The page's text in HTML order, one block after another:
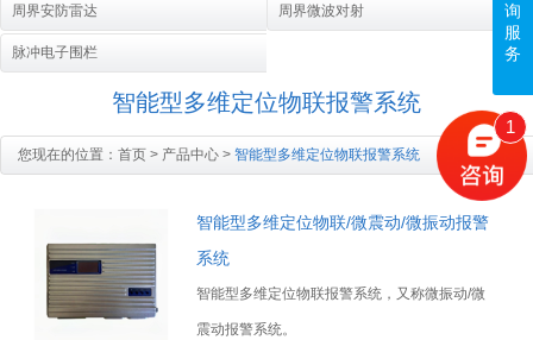
周界安防雷达 周界微波对射
脉冲电子围栏
智能型多维定位物联报警系统
您现在的位置： 首页 > 产品中心 > 智能型多维定位物联报警系统
智能型多维定位物联/微震动/微振动报警
系统
智能型多维定位物联报警系统，又称微振动/微
震动报警系统。
询
服
务
1